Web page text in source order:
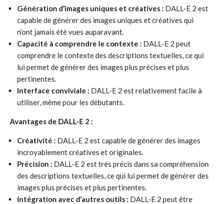
Génération d’images uniques et créatives : DALL-E 2 est
capable de générer des images uniques et créatives qui
n’ont jamais été vues auparavant.
Capacité à comprendre le contexte : DALL-E 2 peut
comprendre le contexte des descriptions textuelles, ce qui
lui permet de générer des images plus précises et plus
pertinentes.
Interface conviviale : DALL-E 2 est relativement facile à
utiliser, même pour les débutants.
Avantages de DALL-E 2 :
Créativité : DALL-E 2 est capable de générer des images
incroyablement créatives et originales.
Précision : DALL-E 2 est très précis dans sa compréhension
des descriptions textuelles, ce qui lui permet de générer des
images plus précises et plus pertinentes.
Intégration avec d’autres outils : DALL-E 2 peut être